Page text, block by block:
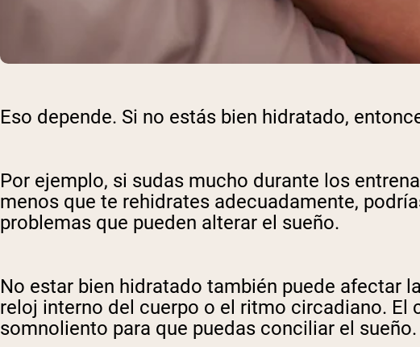
Eso depende. Si no estás bien hidratado,
Por ejemplo, si sudas mucho durante los
menos que te rehidrates adecuadamente,
problemas que pueden alterar el sueño.
No estar bien hidratado también puede afectar
reloj interno del cuerpo o el ritmo circadiano. El
somnoliento para que puedas conciliar el sueño.